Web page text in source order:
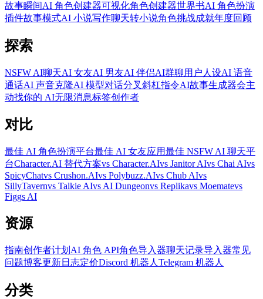
故事瞬间AI 角色创建器可视化角色创建器世界书AI 角色扮演
插件故事模式AI 小说写作聊天转小说角色挑战成就年度回顾
探索
NSFW AI聊天AI 女友AI 男友AI 伴侣AI群聊用户人设AI 语音
通话AI 声音克隆AI 模型对话分叉 斜杠指令AI故事生成器会主
动找你的 AI无限消息标签创作者
对比
最佳 AI 角色扮演平台最佳 AI 女友应用最佳 NSFW AI 聊天平
台Character.AI 替代方案vs Character.AIvs Janitor AIvs Chai AIvs
SpicyChatvs Crushon.AIvs Polybuzz.AIvs Chub AIvs
SillyTavernvs Talkie AIvs AI Dungeonvs Replikavs Moematevs
Figgs AI
资源
指南创作者计划 AI 角色 API角色导入器聊天记录导入器常见
问题博客更新日志定价Discord 机器人 Telegram 机器人
分类